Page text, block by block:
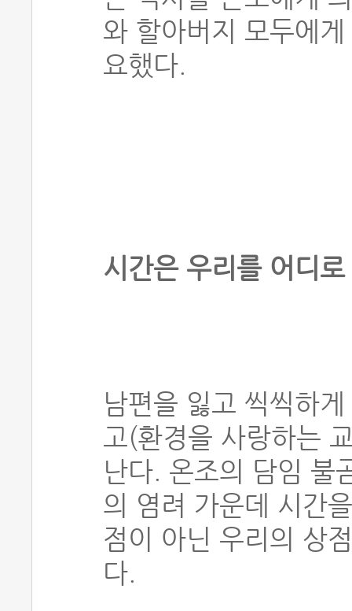
와 할아버지 모두에
요했다.
시간은 우리를 어디
남편을 잃고 씩씩하
고(환경을 사랑하는
난다. 온조의 담임 불
의 염려 가운데 시간
점이 아닌 우리의 상
다.